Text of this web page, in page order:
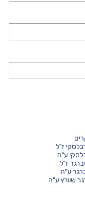
ז"ל
ע"ה
ז"ל
ע"ה
שוורץ ע"ה